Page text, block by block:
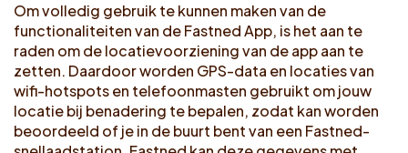
Om volledig gebruik te kunnen maken van de
functionaliteiten van de Fastned App, is het aan te
raden om de locatievoorziening van de app aan te
zetten. Daardoor worden GPS-data en locaties van
wifi-hotspots en telefoonmasten gebruikt om jouw
locatie bij benadering te bepalen, zodat kan worden
beoordeeld of je in de buurt bent van een Fastned-